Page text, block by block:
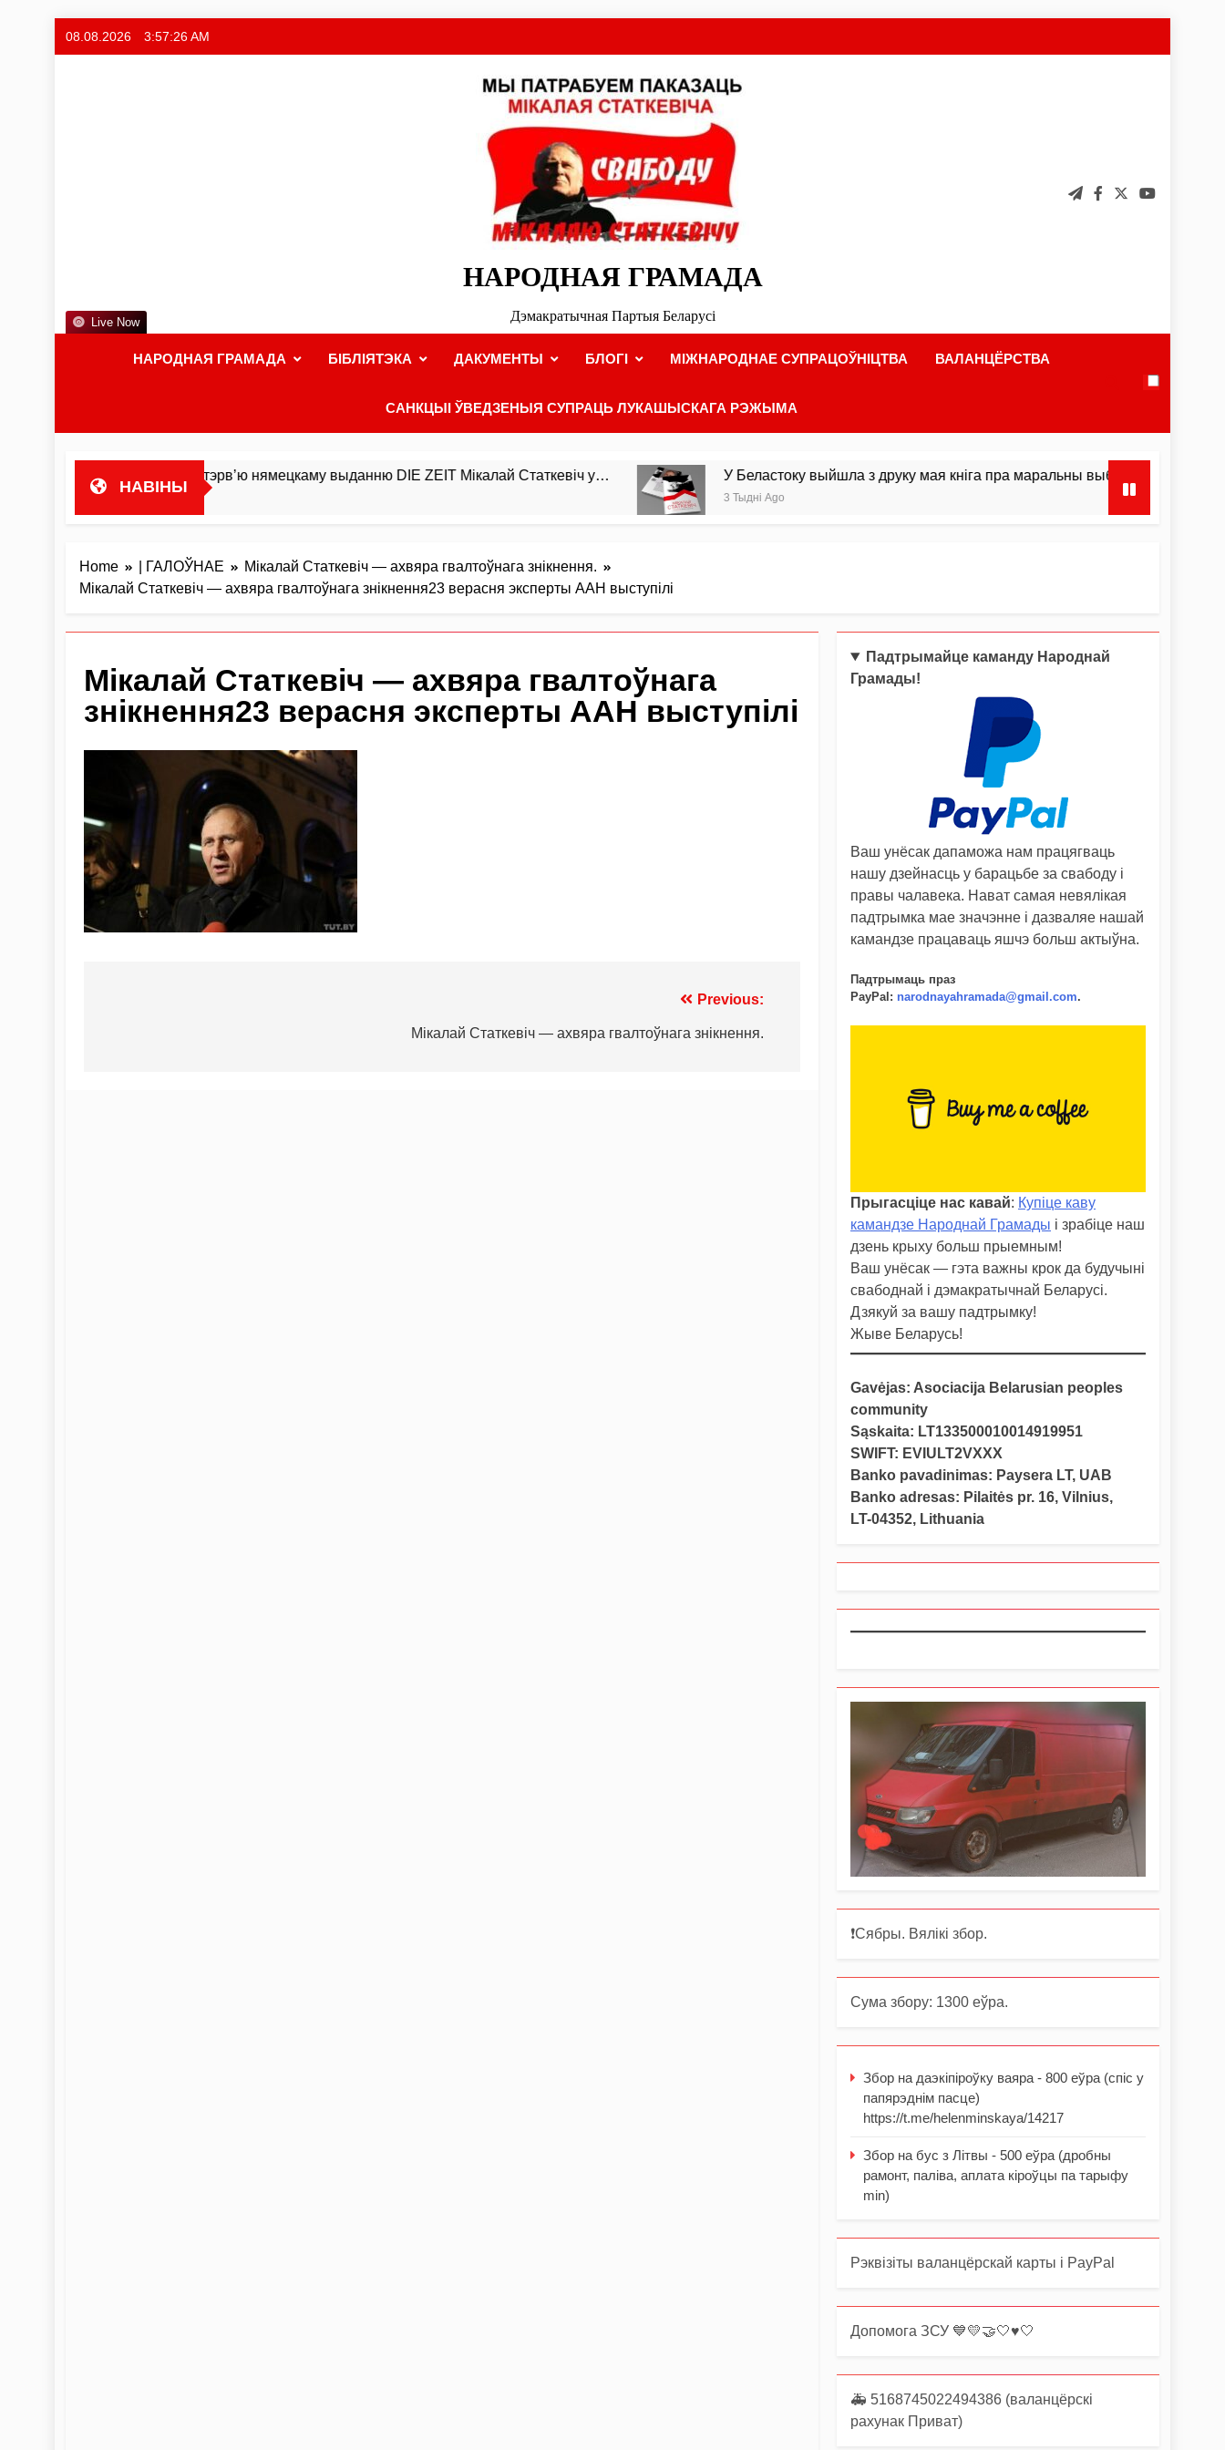
08.08.2026 3:57:26 AM
НАРОДНАЯ ГРАМАДА
Дэмакратычная Партыя Беларусі
НАРОДНАЯ ГРАМАДА БІБЛІЯТЭКА ДАКУМЕНТЫ БЛОГІ МІЖНАРОДНАЕ СУПРАЦОЎНІЦТВА ВАЛАНЦЁРСТВА
САНКЦЫІ ЎВЕДЗЕНЫЯ СУПРАЦЬ ЛУКАШЫСКАГА РЭЖЫМА
Live Now
НАВІНЫ
гандляваць»У інтэрв’ю нямецкаму выданню DIE ZEIT Мікалай Статкевіч у… У Беластоку выйшла з друку мая кніга пра маральны выбар і інстынкты
3 Тыдні Ago
Home | ГАЛОЎНАЕ
Мікалай Статкевіч — ахвяра гвалтоўнага знікнення.
Мікалай Статкевіч — ахвяра гвалтоўнага знікнення23 верасня эксперты ААН выступілі
Мікалай Статкевіч — ахвяра гвалтоўнага
знікнення23 верасня эксперты ААН выступілі
Previous:
Мікалай Статкевіч — ахвяра гвалтоўнага знікнення.
Падтрымайце каманду Народнай
Грамады!
Ваш унёсак дапаможа нам працягваць
нашу дзейнасць у барацьбе за свабоду і
правы чалавека. Нават самая невялікая
падтрымка мае значэнне і дазваляе нашай
камандзе працаваць яшчэ больш актыўна.
Падтрымаць праз
PayPal : narodnayahramada@gmail.com.
Прыгасціце нас кавай: Купіце каву
камандзе Народнай Грамады і зрабіце наш
дзень крыху больш прыемным!
Ваш унёсак — гэта важны крок да будучыні
свабоднай і дэмакратычнай Беларусі.
Дзякуй за вашу падтрымку!
Жыве Беларусь!
Gavėjas: Asociacija Belarusian peoples
community
Sąskaita: LT133500010014919951
SWIFT: EVIULT2VXXX
Banko pavadinimas: Paysera LT, UAB
Banko adresas: Pilaitės pr. 16, Vilnius,
LT-04352, Lithuania
❗️Сябры. Вялікі збор.
Сума збору: 1300 еўра.
Збор на даэкіпіроўку ваяра - 800 еўра (спіс у
папярэднім пасце)
https://t.me/helenminskaya/14217
Збор на бус з Літвы - 500 еўра (дробны
рамонт, паліва, аплата кіроўцы па тарыфу
min)
Рэквізіты валанцёрскай карты і PayPal
Допомога ЗСУ 💙💛🤝🤍♥️🤍
🚑 5168745022494386 (валанцёрскі
рахунак Приват)